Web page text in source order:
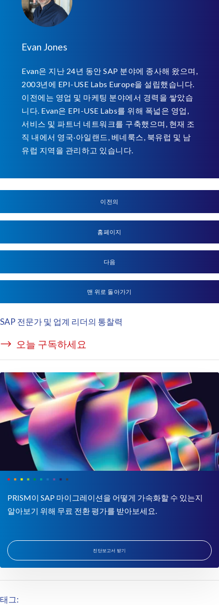
Evan Jones
Evan은 지난 24년 동안 SAP 분야에 종사해 왔으며,
2003년에 EPI-USE Labs Europe을 설립했습니다.
이전에는 영업 및 마케팅 분야에서 경력을 쌓았습
니다. Evan은 EPI-USE Labs를 위해 폭넓은 영업,
서비스 및 파트너 네트워크를 구축했으며, 현재 조
직 내에서 영국·아일랜드, 베네룩스, 북유럽 및 남
유럽 지역을 관리하고 있습니다.
이전의
홈페이지
다음
맨 위로 돌아가기
SAP 전문가 및 업계 리더의 통찰력
오늘 구독하세요
PRISM이 SAP 마이그레이션을 어떻게 가속화할 수 있는지
알아보기 위해 무료 전환 평가를 받아보세요.
진단보고서 받기
태그: